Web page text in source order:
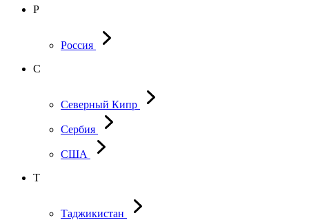
Р
Россия
С
Северный Кипр
Сербия
США
Т
Таджикистан